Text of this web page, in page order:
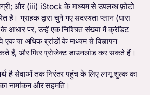
और (iii) iStock के माध्यम से उपलब्ध फ़ोटो
है। ग्राहक द्वारा चुने गए सदस्यता प्लान (धारा
के आधार पर, उन्हें एक निश्चित संख्या में क्रेडिट
एक या अधिक ब्रांडों के माध्यम से विज्ञापन
हैं, और फिर प्रोजेक्ट डाउनलोड कर सकते हैं।
है सेवाओं तक निरंतर पहुंच के लिए लागू शुल्क का
नामांकन और सहमति।